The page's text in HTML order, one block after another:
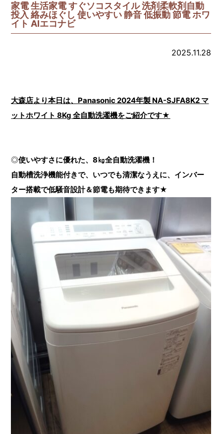
家電 生活家電 すぐソコスタイル 洗剤柔軟剤自動
投入 絡みほぐし 使いやすい 静音 低振動 節電 ホワ
イト AIエコナビ
2025.11.28
大森店より本日は、Panasonic 2024年製 NA-SJFA8K2 マ
ットホワイト 8Kg 全自動洗濯機をご紹介です★
◎使いやすさに優れた、8㎏全自動洗濯機！
自動槽洗浄機能付きで、いつでも清潔なうえに、インバー
ター搭載で低騒音設計＆節電も期待できます★